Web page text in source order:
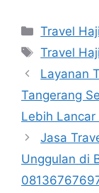
Categories
Travel
Tags
Travel
Layanan
Tangerang
Lebih
Jasa
Unggulan di